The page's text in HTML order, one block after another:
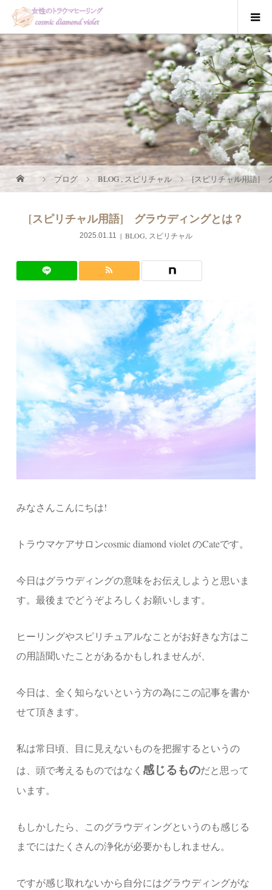
ブログ BLOG, スピリチャル [スピリチャル用語]
[スピリチャル用語] グラウディングとは？
2025.01.11 BLOG, スピリチャル
みなさんこんにちは!
トラウマケアサロンcosmic diamond violet のCateです。
今日はグラウディングの意味をお伝えしようと思いま
す。最後までどうぞよろしくお願いします。
ヒーリングやスピリチュアルなことがお好きな方はこ
の用語聞いたことがあるかもしれませんが、
今日は、全く知らないという方の為にこの記事を書か
せて頂きます。
私は常日頃、目に見えないものを把握するというの
は、頭で考えるものではなく感じるものだと思って
います。
もしかしたら、このグラウディングというのも感じる
までにはたくさんの浄化が必要かもしれません。
ですが感じ取れないから自分にはグラウディングがな